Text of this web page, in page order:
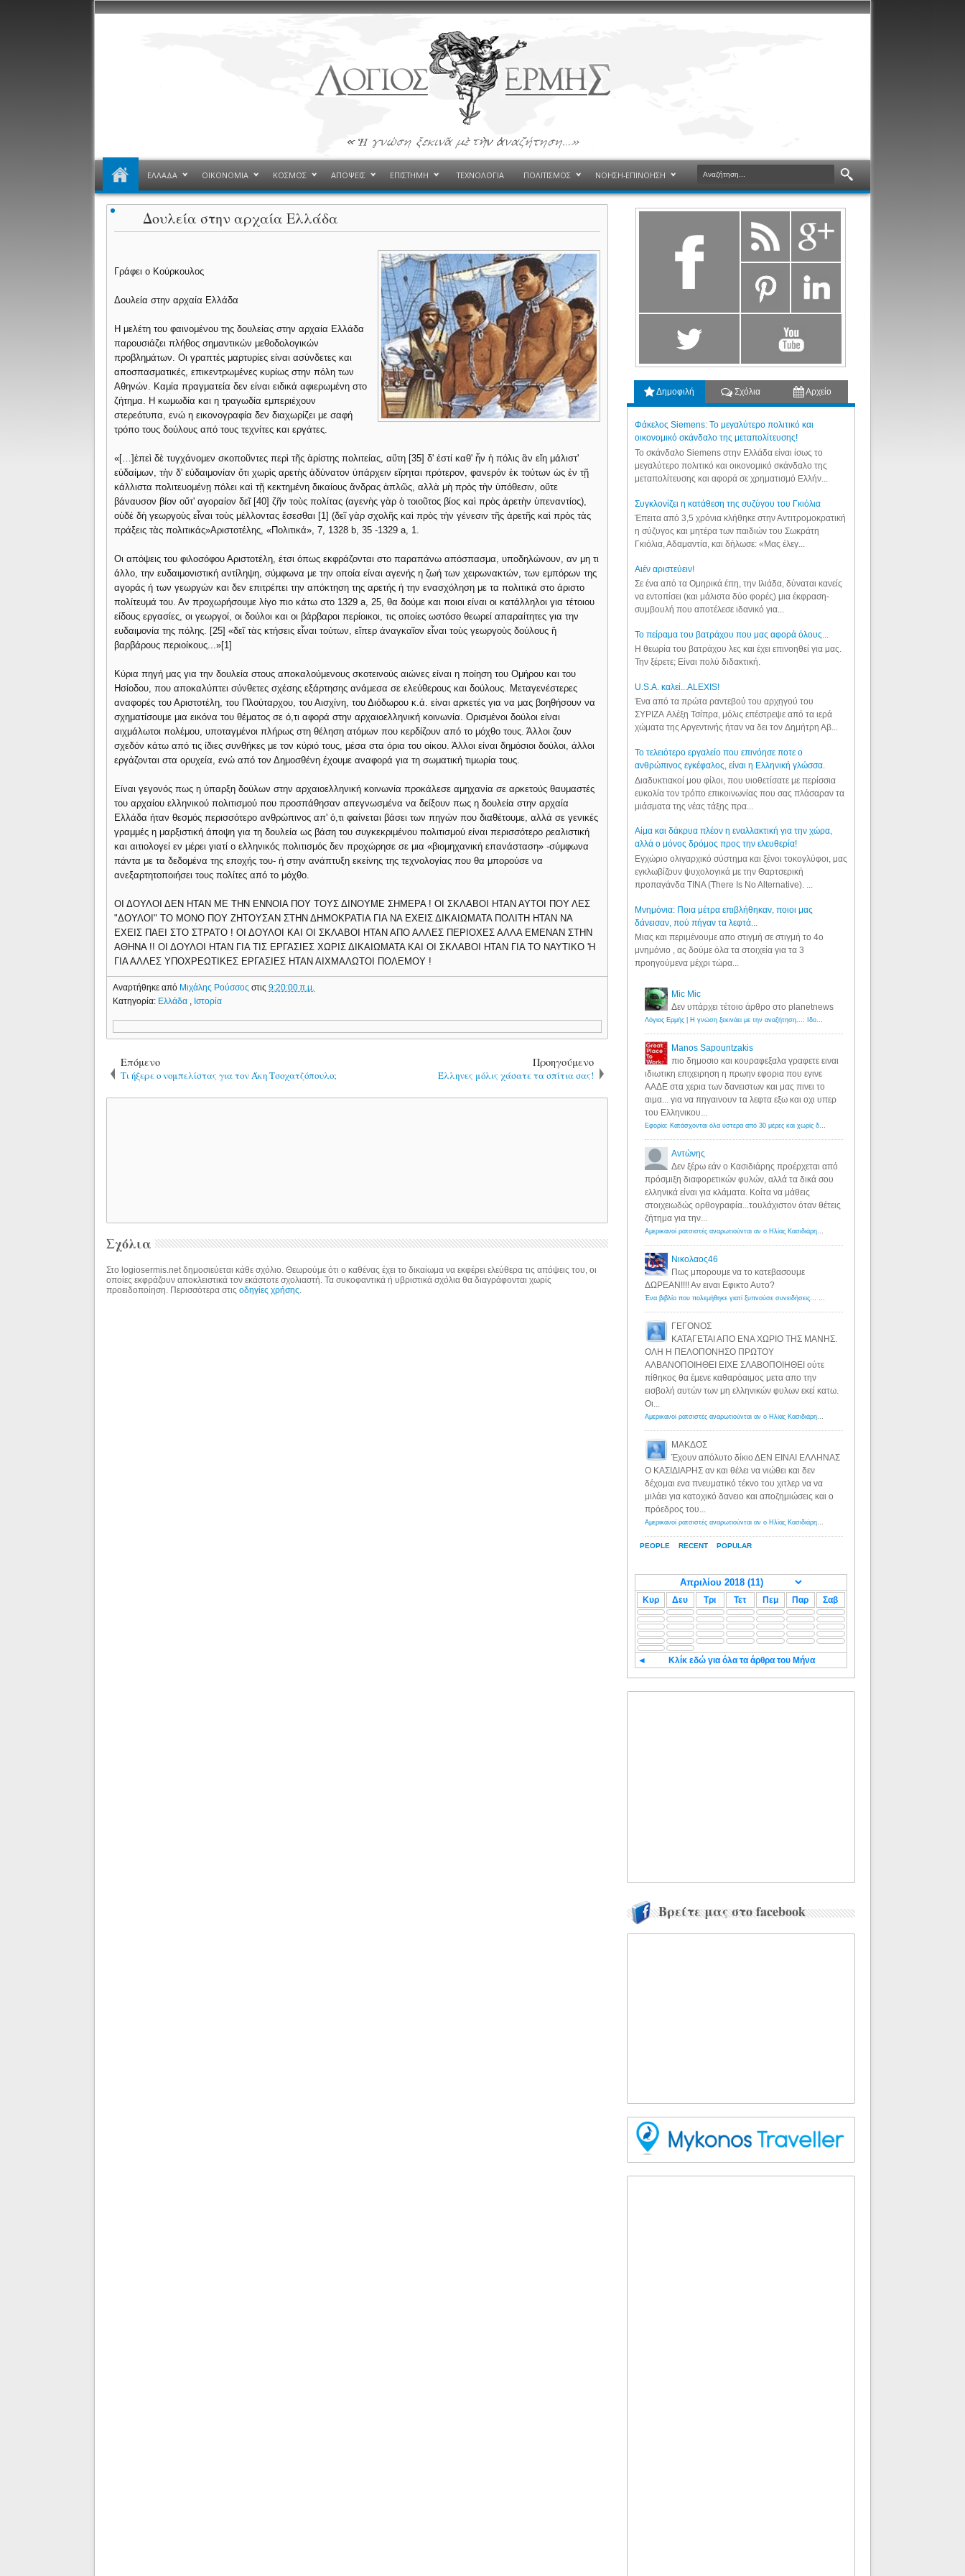
ΕΛΛΑΔΑ ΟΙΚΟΝΟΜΙΑ ΚΟΣΜΟΣ ΑΠΟΨΕΙΣ ΕΠΙΣΤΗΜΗ ΤΕΧΝΟΛΟΓΙΑ ΠΟΛΙΤΙΣΜΟΣ ΝΟΗΣΗ-ΕΠΙΝΟΗΣΗ
Δουλεία στην αρχαία Ελλάδα
Γράφει ο Κούρκουλος
Δουλεία στην αρχαία Ελλάδα
Η μελέτη του φαινομένου της δουλείας στην αρχαία Ελλάδα
παρουσιάζει πλήθος σημαντικών μεθοδολογικών
προβλημάτων. Οι γραπτές μαρτυρίες είναι ασύνδετες και
αποσπασματικές, επικεντρωμένες κυρίως στην πόλη των
Αθηνών. Καμία πραγματεία δεν είναι ειδικά αφιερωμένη στο
ζήτημα. Η κωμωδία και η τραγωδία εμπεριέχουν
στερεότυπα, ενώ η εικονογραφία δεν διαχωρίζει με σαφή
τρόπο τους δούλους από τους τεχνίτες και εργάτες.
«[…]ἐπεὶ δὲ τυγχάνομεν σκοποῦντες περὶ τῆς ἀρίστης πολιτείας, αὕτη [35] δ' ἐστί καθ' ἧν ἡ πόλις ἃν εἴη μάλιστ'
εὐδαίμων, τὴν δ' εὐδαιμονίαν ὅτι χωρὶς αρετὴς ἀδύνατον ὑπάρχειν εἴρηται πρότερον, φανερόν ἐκ τούτων ὡς ἐν τῇ
κάλλιστα πολιτευομένῃ πόλει καὶ τῇ κεκτημένη δικαίους ἄνδρας ἁπλῶς, αλλὰ μὴ πρὸς τὴν ὑπόθεσιν, οὔτε
βάναυσον βίον οὔτ' αγοραίον δεῖ [40] ζῆν τοὺς πολίτας (αγενὴς γὰρ ὁ τοιοῦτος βίος καὶ πρὸς ἀρετὴν ὑπεναντίος),
οὐδέ δὴ γεωργοὺς εἶναι τοὺς μέλλοντας ἔσεσθαι [1] (δεῖ γὰρ σχολῆς καὶ πρὸς τὴν γένεσιν τῆς ἀρετῆς καὶ πρὸς τὰς
πράξεις τὰς πολιτικάς»Αριστοτέλης, «Πολιτικά», 7, 1328 b, 35 -1329 a, 1.
Οι απόψεις του φιλοσόφου Αριστοτέλη, έτσι όπως εκφράζονται στο παραπάνω απόσπασμα, υποδηλώνουν, αν μη τι
άλλο, την ευδαιμονιστική αντίληψη, σύμφωνα με την οποία είναι αγενής η ζωή των χειρωνακτών, των εμπόρων της
αγοράς ή των γεωργών και δεν επιτρέπει την απόκτηση της αρετής ή την ενασχόληση με τα πολιτικά στο άριστο
πολίτευμά του. Αν προχωρήσουμε λίγο πιο κάτω στο 1329 a, 25, θα δούμε και ποιοι είναι οι κατάλληλοι για τέτοιου
είδους εργασίες, οι γεωργοί, οι δούλοι και οι βάρβαροι περίοικοι, τις οποίες ωστόσο θεωρεί απαραίτητες για την
ευδαιμονία της πόλης. [25] «δεῖ τὰς κτήσεις εἶναι τούτων, εἴπερ ἀναγκαῖον εἶναι τοὺς γεωργοὺς δούλους ἢ
βαρβάρους περιοίκους...»[1]
Κύρια πηγή μας για την δουλεία στους αποκαλούμενους σκοτεινούς αιώνες είναι η ποίηση του Ομήρου και του
Ησίοδου, που αποκαλύπτει σύνθετες σχέσης εξάρτησης ανάμεσα σε ελεύθερους και δούλους. Μεταγενέστερες
αναφορές του Αριστοτέλη, του Πλούταρχου, του Αισχίνη, του Διόδωρου κ.ά. είναι αρκετές για να μας βοηθήσουν να
σχηματίσουμε μια εικόνα του θέματος σε ό,τι αφορά στην αρχαιοελληνική κοινωνία. Ορισμένοι δούλοι είναι
αιχμάλωτοι πολέμου, υποταγμένοι πλήρως στη θέληση ατόμων που κερδίζουν από το μόχθο τους. Άλλοι ζουν
σχεδόν κάτω από τις ίδιες συνθήκες με τον κύριό τους, μέσα στα όρια του οίκου. Άλλοι είναι δημόσιοι δούλοι, άλλοι
εργάζονται στα ορυχεία, ενώ από τον Δημοσθένη έχουμε αναφορά για τη σωματική τιμωρία τους.
Είναι γεγονός πως η ύπαρξη δούλων στην αρχαιοελληνική κοινωνία προκάλεσε αμηχανία σε αρκετούς θαυμαστές
του αρχαίου ελληνικού πολιτισμού που προσπάθησαν απεγνωσμένα να δείξουν πως η δουλεία στην αρχαία
Ελλάδα ήταν θεσμός περισσότερο ανθρώπινος απ' ό,τι φαίνεται βάσει των πηγών που διαθέτουμε, αλλά σε γενικές
γραμμές η μαρξιστική άποψη για τη δουλεία ως βάση του συγκεκριμένου πολιτισμού είναι περισσότερο ρεαλιστική
και αιτιολογεί εν μέρει γιατί ο ελληνικός πολιτισμός δεν προχώρησε σε μια «βιομηχανική επανάσταση» -σύμφωνα
πάντα με τα δεδομένα της εποχής του- ή στην ανάπτυξη εκείνης της τεχνολογίας που θα μπορούσε να
ανεξαρτητοποιήσει τους πολίτες από το μόχθο.
ΟΙ ΔΟΥΛΟΙ ΔΕΝ ΗΤΑΝ ΜΕ ΤΗΝ ΕΝΝΟΙΑ ΠΟΥ ΤΟΥΣ ΔΙΝΟΥΜΕ ΣΗΜΕΡΑ ! ΟΙ ΣΚΛΑΒΟΙ ΗΤΑΝ ΑΥΤΟΙ ΠΟΥ ΛΕΣ
"ΔΟΥΛΟΙ" ΤΟ ΜΟΝΟ ΠΟΥ ΖΗΤΟΥΣΑΝ ΣΤΗΝ ΔΗΜΟΚΡΑΤΙΑ ΓΙΑ ΝΑ ΕΧΕΙΣ ΔΙΚΑΙΩΜΑΤΑ ΠΟΛΙΤΗ ΗΤΑΝ ΝΑ
ΕΧΕΙΣ ΠΑΕΙ ΣΤΟ ΣΤΡΑΤΟ ! ΟΙ ΔΟΥΛΟΙ ΚΑΙ ΟΙ ΣΚΛΑΒΟΙ ΗΤΑΝ ΑΠΟ ΑΛΛΕΣ ΠΕΡΙΟΧΕΣ ΑΛΛΑ ΕΜΕΝΑΝ ΣΤΗΝ
ΑΘΗΝΑ !! ΟΙ ΔΟΥΛΟΙ ΗΤΑΝ ΓΙΑ ΤΙΣ ΕΡΓΑΣΙΕΣ ΧΩΡΙΣ ΔΙΚΑΙΩΜΑΤΑ ΚΑΙ ΟΙ ΣΚΛΑΒΟΙ ΗΤΑΝ ΓΙΑ ΤΟ ΝΑΥΤΙΚΟ 'Η
ΓΙΑ ΑΛΛΕΣ ΥΠΟΧΡΕΩΤΙΚΕΣ ΕΡΓΑΣΙΕΣ ΗΤΑΝ ΑΙΧΜΑΛΩΤΟΙ ΠΟΛΕΜΟΥ !
Αναρτήθηκε από Μιχάλης Ρούσσοςστις9:20:00 π.μ.
Κατηγορία: Ελλάδα Ιστορία
Επόμενο
Τι ήξερε ο νομπελίστας για τον Άκη Τσοχατζόπουλο;
Προηγούμενο
Έλληνες μόλις χάσατε τα σπίτια σας!
Σχόλια
Στο logiosermis.net δημοσιεύεται κάθε σχόλιο. Θεωρούμε ότι ο καθένας έχει το δικαίωμα να εκφέρει ελεύθερα τις απόψεις του, οι
οποίες εκφράζουν αποκλειστικά τον εκάστοτε σχολιαστή. Τα συκοφαντικά ή υβριστικά σχόλια θα διαγράφονται χωρίς
προειδοποίηση. Περισσότερα στιςοδηγίες χρήσης
Δημοφιλή Σχόλια Αρχείο
Φάκελος Siemens: Το μεγαλύτερο πολιτικό και
οικονομικό σκάνδαλο της μεταπολίτευσης!
Το σκάνδαλο Siemens στην Ελλάδα είναι ίσως το
μεγαλύτερο πολιτικό και οικονομικό σκάνδαλο της
μεταπολίτευσης και αφορά σε χρηματισμό Ελλήν...
Συγκλονίζει η κατάθεση της συζύγου του Γκιόλια
Έπειτα από 3,5 χρόνια κλήθηκε στην Αντιτρομοκρατική
η σύζυγος και μητέρα των παιδιών του Σωκράτη
Γκιόλια, Αδαμαντία, και δήλωσε: «Μας έλεγ...
Aιέν αριστεύειν!
Σε ένα από τα Ομηρικά έπη, την Ιλιάδα, δύναται κανείς
να εντοπίσει (και μάλιστα δύο φορές) μια έκφραση-
συμβουλή που αποτέλεσε ιδανικό για...
Το πείραμα του βατράχου που μας αφορά όλους...
Η θεωρία του βατράχου λες και έχει επινοηθεί για μας.
Την ξέρετε; Είναι πολύ διδακτική.
U.S.A. καλεί...ALEXIS!
Ένα από τα πρώτα ραντεβού του αρχηγού του
ΣΥΡΙΖΑ Αλέξη Τσίπρα, μόλις επέστρεψε από τα ιερά
χώματα της Αργεντινής ήταν να δει τον Δημήτρη Αβ...
Το τελειότερο εργαλείο που επινόησε ποτε ο
ανθρώπινος εγκέφαλος, είναι η Ελληνική γλώσσα.
Διαδυκτιακοί μου φίλοι, που υιοθετίσατε με περίσσια
ευκολία τον τρόπο επικοινωνίας που σας πλάσαραν τα
μιάσματα της νέας τάξης πρα...
Αίμα και δάκρυα πλέον η εναλλακτική για την χώρα,
αλλά ο μόνος δρόμος προς την ελευθερία!
Εγχώριο ολιγαρχικό σύστημα και ξένοι τοκογλύφοι, μας
εγκλωβίζουν ψυχολογικά με την Θαρτσερική
προπαγάνδα TINA (There Is No Alternative). ...
Μνημόνια: Ποια μέτρα επιβλήθηκαν, ποιοι μας
δάνεισαν, πού πήγαν τα λεφτά...
Μιας και περιμένουμε απο στιγμή σε στιγμή το 4ο
μνημόνιο , ας δούμε όλα τα στοιχεία για τα 3
προηγούμενα μέχρι τώρα...
PEOPLE RECENT POPULAR
Mic Mic
Δεν υπάρχει τέτοιο άρθρο στο planetnews
Λόγιος Ερμής | Η γνώση ξεκινάει με την αναζήτηση...: Ιδού οι 18 που χρωστούν 11 δις ευρώ!
Manos Sapountzakis
πιο δημοσιο και κουραφεξαλα γραφετε ειναι
ιδιωτικη επιχειρηση η πρωην εφορια που εγινε
ΑΑΔΕ στα χερια των δανειστων και μας πινει το
αιμα... για να πηγαινουν τα λεφτα εξω και οχι υπερ
του Ελληνικου...
Εφορία: Κατάσχονται όλα ύστερα από 30 μέρες και χωρίς δικαστικές αποφάσεις - Λόγιος Ερμής
Αντώνης
Δεν ξέρω εάν ο Κασιδιάρης προέρχεται από
πρόσμιξη διαφορετικών φυλών, αλλά τα δικά σου
ελληνικά είναι για κλάματα. Κοίτα να μάθεις
στοιχειωδώς ορθογραφία...τουλάχιστον όταν θέτεις
ζήτημα για την...
Αμερικανοί ρατσιστές αναρωτιούνται αν ο Ηλίας Κασιδιάρης ανήκει στη λευκή φυλή... - Λόγιος Ερμής
Νικολαος46
Πως μπορουμε να το κατεβασουμε
ΔΩΡΕΑΝ!!!! Αν ειναι Εφικτο Αυτο?
Ένα βιβλίο που πολεμήθηκε γιατί ξυπνούσε συνειδήσεις... - Λόγιος Ερμής | Η γνώση ξεκινάει με την αναζήτηση...
ΓΕΓΟΝΟΣ
ΚΑΤΑΓΕΤΑΙ ΑΠΟ ΕΝΑ ΧΩΡΙΟ ΤΗΣ ΜΑΝΗΣ.
ΟΛΗ Η ΠΕΛΟΠΟΝΗΣΟ ΠΡΩΤΟΥ
ΑΛΒΑΝΟΠΟΙΗΘΕΙ ΕΙΧΕ ΣΛΑΒΟΠΟΙΗΘΕΙ ούτε
πίθηκος θα έμενε καθαρόαιμος μετα απο την
εισβολή αυτών των μη ελληνικών φυλων εκεί κατω.
Οι...
Αμερικανοί ρατσιστές αναρωτιούνται αν ο Ηλίας Κασιδιάρης ανήκει στη λευκή φυλή... - Λόγιος Ερμής
ΜΑΚΔΟΣ
Έχουν απόλυτο δίκιο ΔΕΝ ΕΙΝΑΙ ΕΛΛΗΝΑΣ
Ο ΚΑΣΙΔΙΑΡΗΣ αν και θέλει να νιώθει και δεν
δέχομαι ενα πνευματικό τέκνο του χιτλερ να να
μιλάει για κατοχικό δανειο και αποζημιώσεις και ο
πρόεδρος του...
Αμερικανοί ρατσιστές αναρωτιούνται αν ο Ηλίας Κασιδιάρης ανήκει στη λευκή φυλή... - Λόγιος Ερμής
Κυρ Δευ Τρι Τετ Πεμ Παρ Σαβ
◄ Κλίκ εδώ για όλα τα άρθρα του Μήνα
Βρείτε μας στο facebook